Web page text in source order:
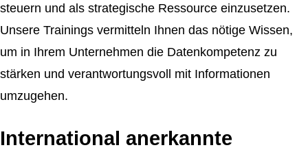
steuern und als strategische Ressource einzusetzen.
Unsere Trainings vermitteln Ihnen das nötige Wissen,
um in Ihrem Unternehmen die Datenkompetenz zu
stärken und verantwortungsvoll mit Informationen
umzugehen.
International anerkannte